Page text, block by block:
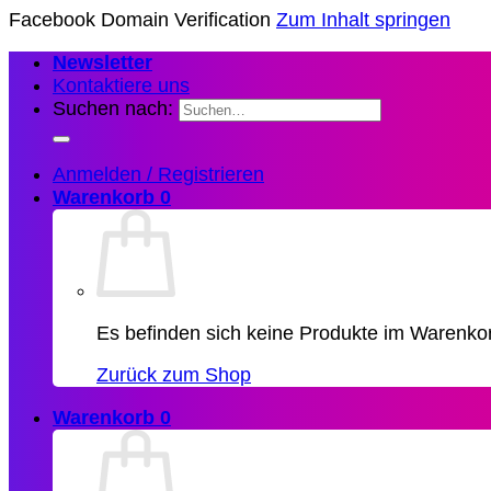
Facebook Domain Verification Zum Inhalt springen
Newsletter
Kontaktiere uns
Suchen nach:
Anmelden / Registrieren
Warenkorb 0
Es befinden sich keine Produkte im
Zurück zum Shop
Warenkorb 0